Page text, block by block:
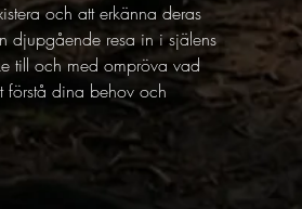
och att erkänna deras
djupgående resa in i själens
till och med ompröva vad
förstå dina behov och